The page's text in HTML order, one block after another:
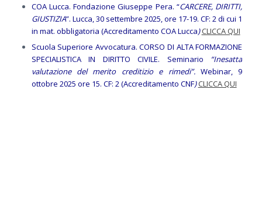
COA Lucca. Fondazione Giuseppe Pera. “CARCERE, DIRITTI,
GIUSTIZIA”. Lucca, 30 settembre 2025, ore 17-19. CF: 2 di cui 1
in mat. obbligatoria (Accreditamento COA Lucca) CLICCA QUI
Scuola Superiore Avvocatura. CORSO DI ALTA FORMAZIONE
SPECIALISTICA IN DIRITTO CIVILE. Seminario “Inesatta
valutazione del merito creditizio e rimedi”.Webinar, 9
ottobre 2025 ore 15. CF: 2 (Accreditamento CNF) CLICCA QUI